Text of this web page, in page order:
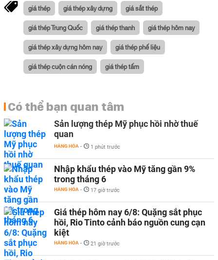
giá thép giá thép xây dựng giá sắt thép
giá thép Trung Quốc giá thép thanh giá thép hôm nay
giá thép xây dựng hôm nay giá thép phế liệu
giá thép cuộn cán nóng giá thép tấm
Có thể bạn quan tâm
Sản lượng thép Mỹ phục hồi nhờ thuế
quan
HÀNG HÓA - 1 phút trước
Nhập khẩu thép vào Mỹ tăng gần 9%
trong tháng 6
HÀNG HÓA - 17 giờ trước
Giá thép hôm nay 6/8: Quặng sắt phục
hồi, Rio Tinto cảnh báo nguồn cung cạn
kiệt
HÀNG HÓA - 21 giờ trước